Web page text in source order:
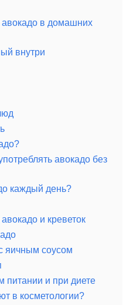
авокадо в домашних
внутри
авокадо без
каждый день?
и креветок
яичным соусом
питании и при диете
в косметологии?